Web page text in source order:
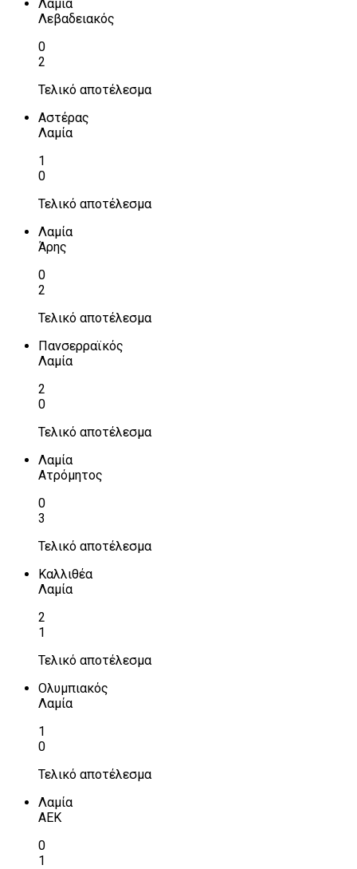
Λαμία
Λεβαδειακός
0
2
Τελικό αποτέλεσμα
Αστέρας
Λαμία
1
0
Τελικό αποτέλεσμα
Λαμία
Άρης
0
2
Τελικό αποτέλεσμα
Πανσερραϊκός
Λαμία
2
0
Τελικό αποτέλεσμα
Λαμία
Ατρόμητος
0
3
Τελικό αποτέλεσμα
Καλλιθέα
Λαμία
2
1
Τελικό αποτέλεσμα
Ολυμπιακός
Λαμία
1
0
Τελικό αποτέλεσμα
Λαμία
ΑΕΚ
0
1